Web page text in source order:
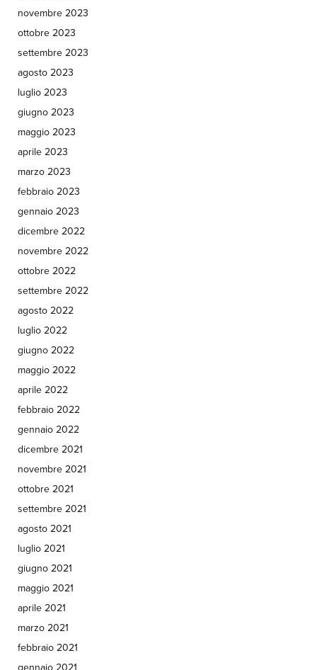
novembre 2023
ottobre 2023
settembre 2023
agosto 2023
luglio 2023
giugno 2023
maggio 2023
aprile 2023
marzo 2023
febbraio 2023
gennaio 2023
dicembre 2022
novembre 2022
ottobre 2022
settembre 2022
agosto 2022
luglio 2022
giugno 2022
maggio 2022
aprile 2022
febbraio 2022
gennaio 2022
dicembre 2021
novembre 2021
ottobre 2021
settembre 2021
agosto 2021
luglio 2021
giugno 2021
maggio 2021
aprile 2021
marzo 2021
febbraio 2021
gennaio 2021